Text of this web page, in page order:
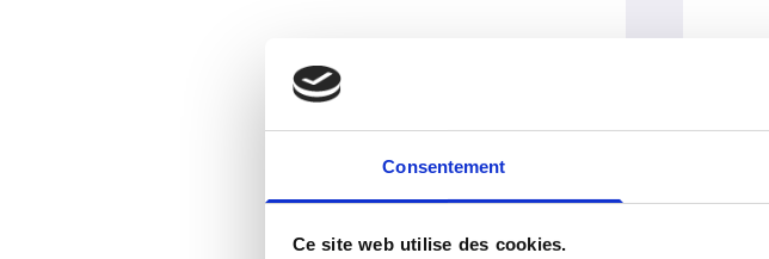
Consentement
Ce site web utilise des cookies.